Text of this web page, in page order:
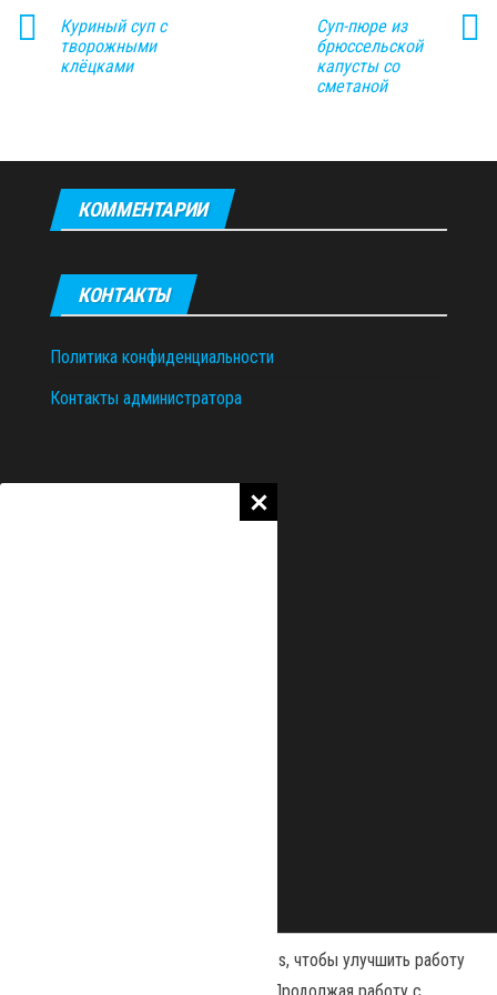
Куриный суп с
творожными
клёцками
Суп-пюре из
брюссельской
капусты со
сметаной
КОММЕНТАРИИ
КОНТАКТЫ
Политика конфиденциальности
Контакты администратора
Наш сайт использует файлы cookies, чтобы улучшить работу